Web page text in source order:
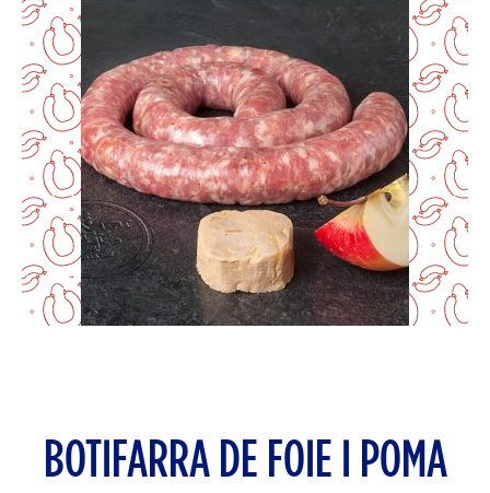
BOTIFARRA DE FOIE I POMA